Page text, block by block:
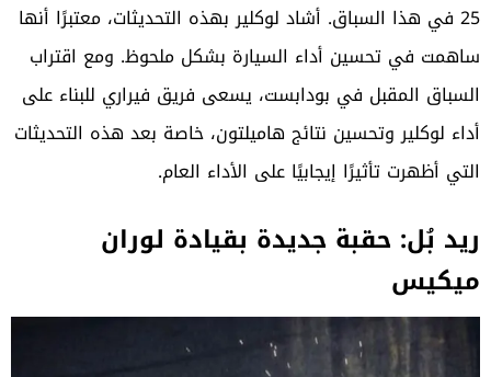
25 في هذا السباق. أشاد لوكلير بهذه التحديثات، معتبرًا أنها
ساهمت في تحسين أداء السيارة بشكل ملحوظ. ومع اقتراب
السباق المقبل في بودابست، يسعى فريق فيراري للبناء على
أداء لوكلير وتحسين نتائج هاميلتون، خاصة بعد هذه التحديثات
التي أظهرت تأثيرًا إيجابيًا على الأداء العام.
ريد بُل: حقبة جديدة بقيادة لوران
ميكيس